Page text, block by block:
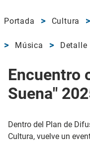
Portada Cultura
Música Detalle
Encuentro
Suena"
Dentro del Plan de
Cultura, vuelve un